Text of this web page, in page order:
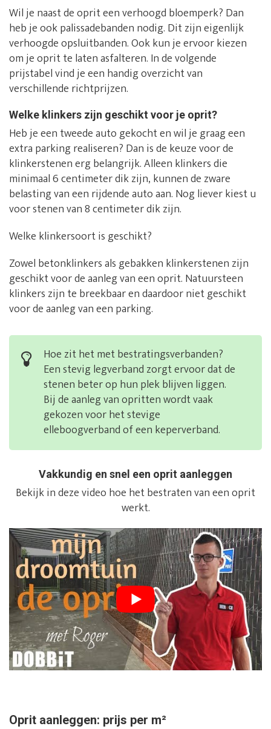
Wil je naast de oprit een verhoogd bloemperk? Dan
heb je ook palissadebanden nodig. Dit zijn eigenlijk
verhoogde opsluitbanden. Ook kun je ervoor kiezen
om je oprit te laten asfalteren. In de volgende
prijstabel vind je een handig overzicht van
verschillende richtprijzen.
Welke klinkers zijn geschikt voor je oprit?
Heb je een tweede auto gekocht en wil je graag een
extra parking realiseren? Dan is de keuze voor de
klinkerstenen erg belangrijk. Alleen klinkers die
minimaal 6 centimeter dik zijn, kunnen de zware
belasting van een rijdende auto aan. Nog liever kiest u
voor stenen van 8 centimeter dik zijn.
Welke klinkersoort is geschikt?
Zowel betonklinkers als gebakken klinkerstenen zijn
geschikt voor de aanleg van een oprit. Natuursteen
klinkers zijn te breekbaar en daardoor niet geschikt
voor de aanleg van een parking.
Hoe zit het met bestratingsverbanden?
Een stevig legverband zorgt ervoor dat de
stenen beter op hun plek blijven liggen.
Bij de aanleg van opritten wordt vaak
gekozen voor het stevige
elleboogverband of een keperverband.
Vakkundig en snel een oprit aanleggen
Bekijk in deze video hoe het bestraten van een oprit
werkt.
Oprit aanleggen: prijs per m²